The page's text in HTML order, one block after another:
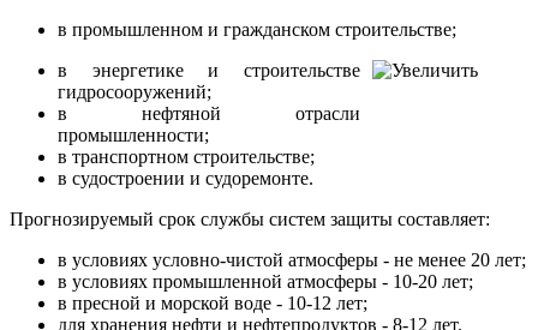
в промышленном и гражданском строительстве;
в энергетике и строительстве
гидросооружений;
в нефтяной отрасли
промышленности;
в транспортном строительстве;
в судостроении и судоремонте.
Прогнозируемый срок службы систем защиты составляет:
в условиях условно-чистой атмосферы - не менее 20 лет;
в условиях промышленной атмосферы - 10-20 лет;
в пресной и морской воде - 10-12 лет;
для хранения нефти и нефтепродуктов - 8-12 лет.